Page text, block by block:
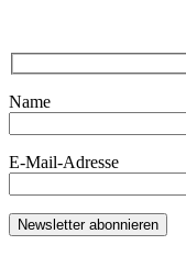
Name
E-Mail-Adresse